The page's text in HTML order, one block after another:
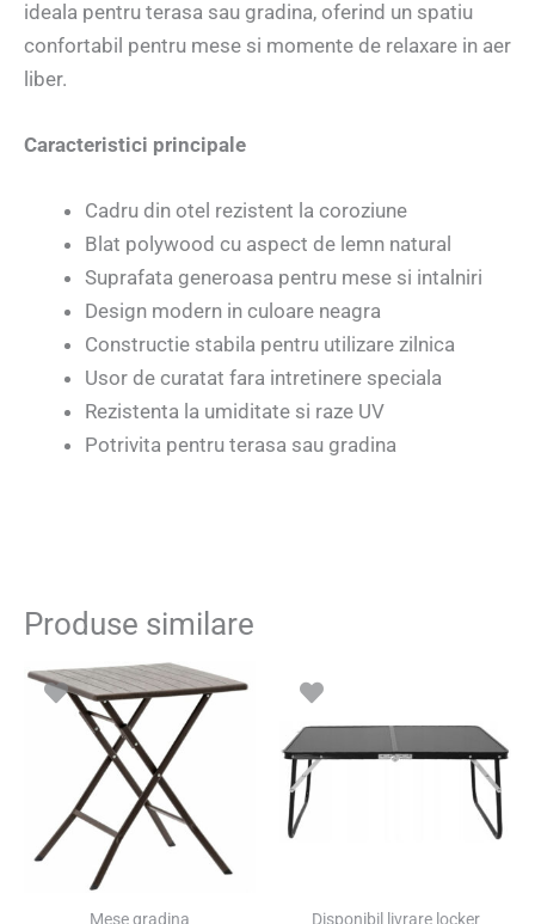
ideala pentru terasa sau gradina, oferind un spatiu
confortabil pentru mese si momente de relaxare in aer
liber.
Caracteristici principale
Cadru din otel rezistent la coroziune
Blat polywood cu aspect de lemn natural
Suprafata generoasa pentru mese si intalniri
Design modern in culoare neagra
Constructie stabila pentru utilizare zilnica
Usor de curatat fara intretinere speciala
Rezistenta la umiditate si raze UV
Potrivita pentru terasa sau gradina
Produse similare
SUPER PREȚ!Mese gradina
Prețul
inițial
a
fost:
244.00 lei.
Prețul
curent
181.50 lei.
Disponibil livrare locker